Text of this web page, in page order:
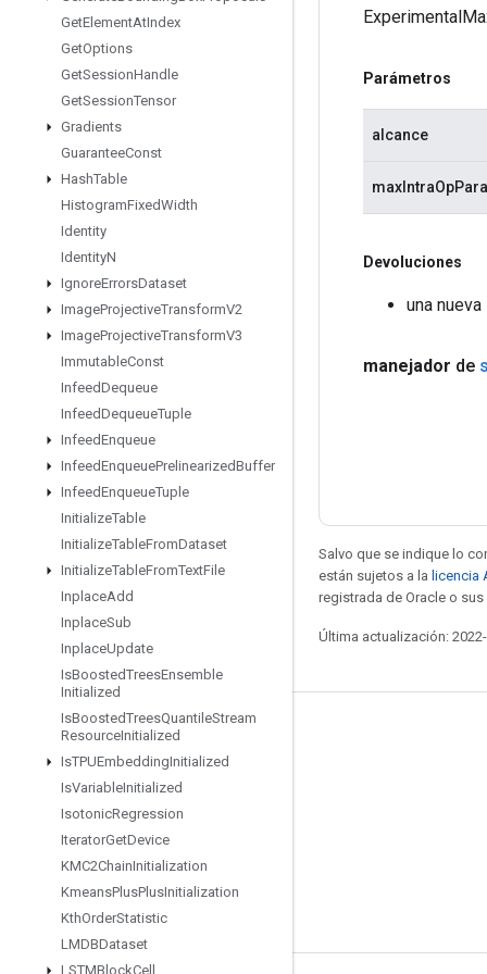
GetElementAtIndex
GetOptions
GetSessionHandle
GetSessionTensor
Gradients
GuaranteeConst
HashTable
HistogramFixedWidth
Identity
IdentityN
IgnoreErrorsDataset
ImageProjectiveTransformV2
ImageProjectiveTransformV3
ImmutableConst
InfeedDequeue
InfeedDequeueTuple
InfeedEnqueue
InfeedEnqueuePrelinearizedBuffer
InfeedEnqueueTuple
InitializeTable
InitializeTableFromDataset
InitializeTableFromTextFile
InplaceAdd
InplaceSub
InplaceUpdate
IsBoostedTreesEnsemble
Initialized
IsBoostedTreesQuantileStream
ResourceInitialized
IsTPUEmbeddingInitialized
IsVariableInitialized
IsotonicRegression
IteratorGetDevice
KMC2ChainInitialization
KmeansPlusPlusInitialization
KthOrderStatistic
LMDBDataset
LSTMBlockCell
Parámetros
alcance
Devoluciones
una
manejador de
Salvo que se indique lo
están sujetos a la licencia
registrada de Oracle o
Última actualización:
Mantente conectado
Blog
GitHub
Twitter
YouTube